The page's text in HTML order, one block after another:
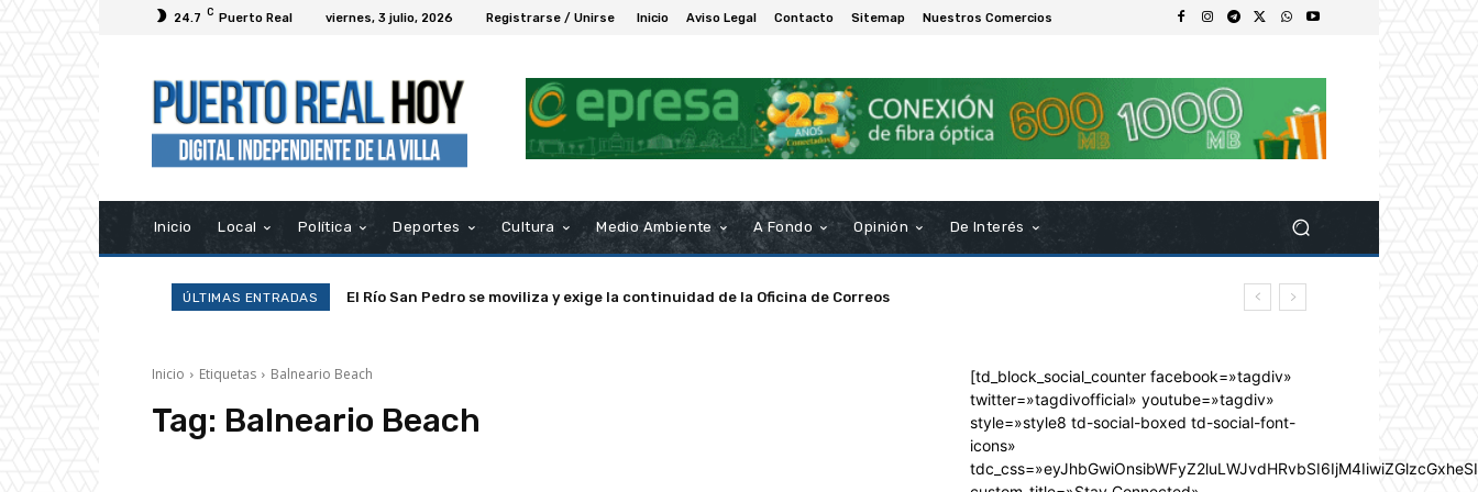
24.7 C Puerto Real viernes, 3 julio, 2026 Registrarse / Unirse Inicio Aviso Legal Contacto Sitemap Nuestros Comercios
Inicio Local Política Deportes Cultura Medio Ambiente A Fondo Opinión De Interés
ÚLTIMAS ENTRADAS El Río San Pedro se moviliza y exige la continuidad de la Oficina de Correos
Inicio Etiquetas Balneario Beach
Tag: Balneario Beach
[td_block_social_counter facebook=»tagdiv»
twitter=»tagdivofficial» youtube=»tagdiv»
style=»style8 td-social-boxed td-social-font-
icons»